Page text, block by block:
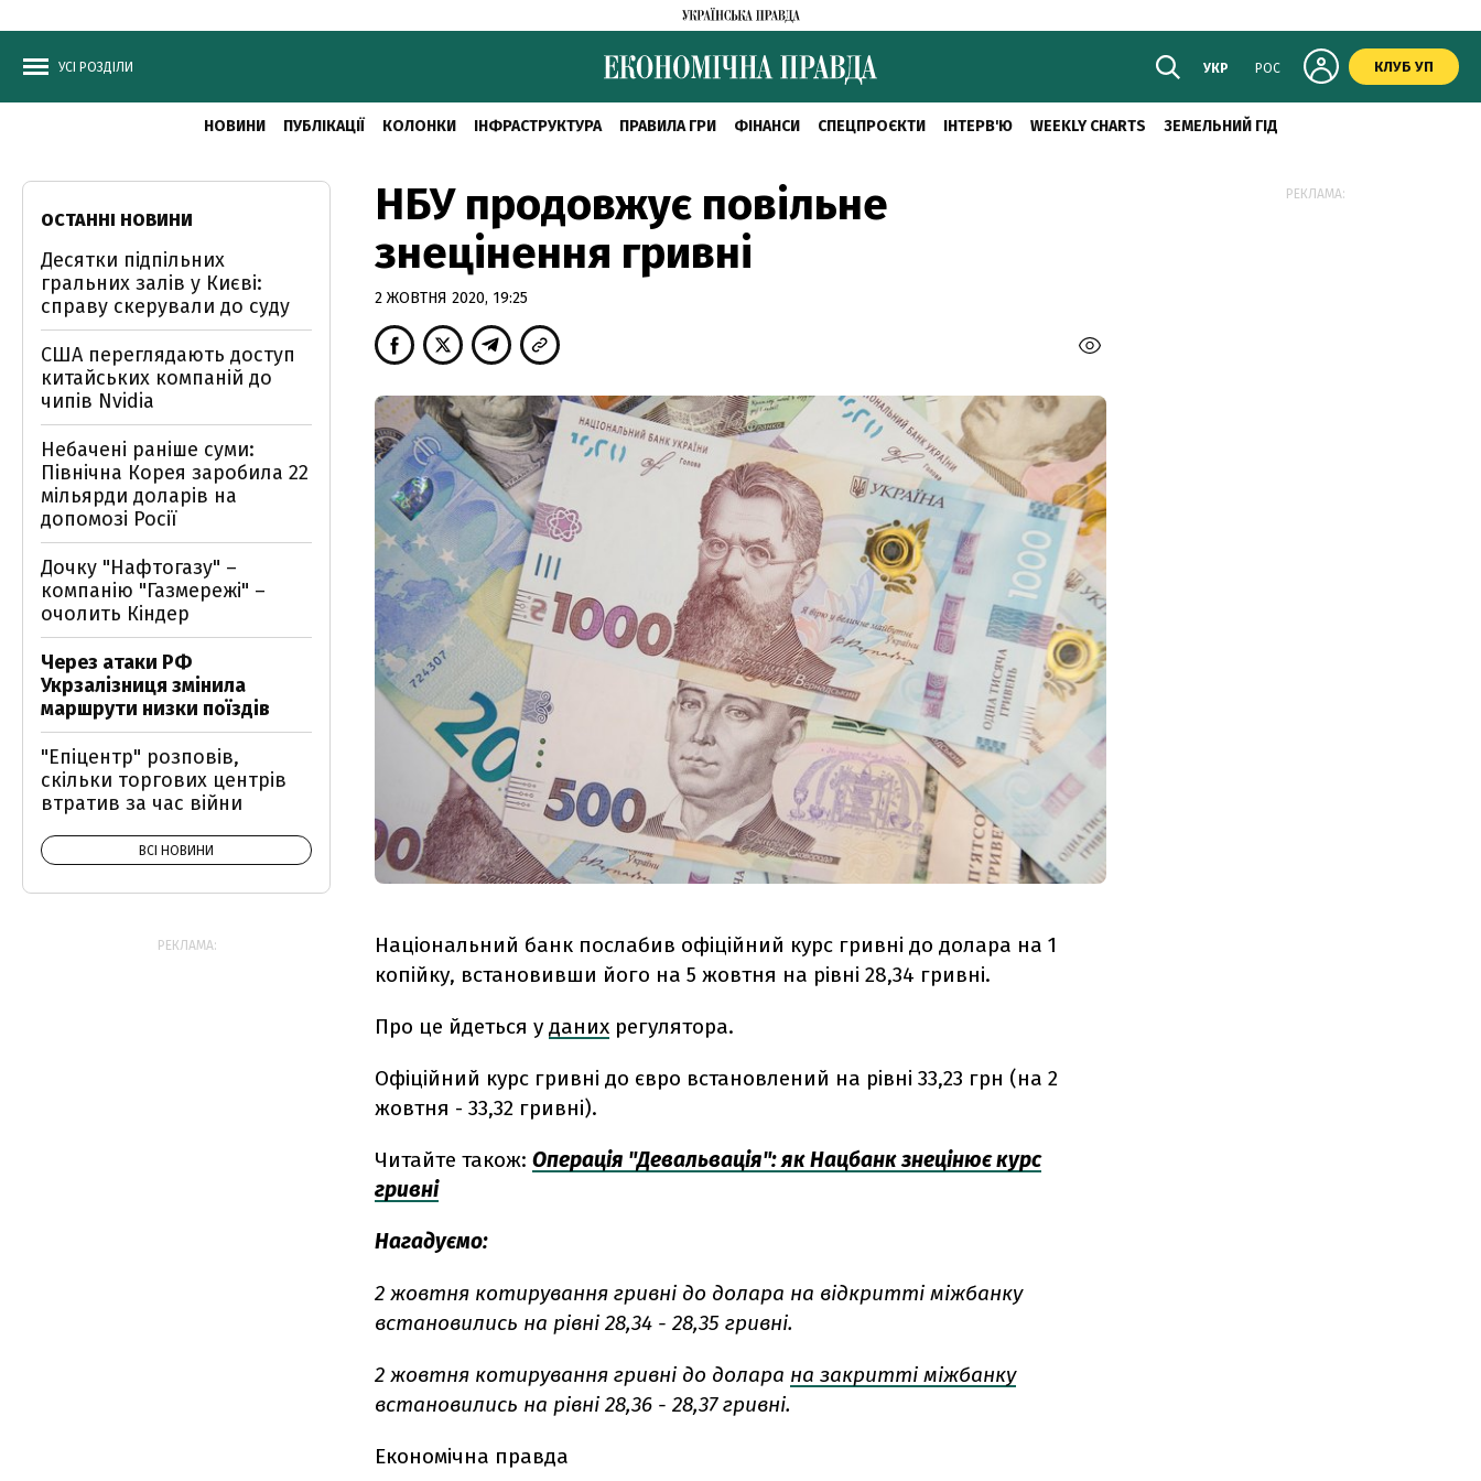
УСІ РОЗДІЛИ УКР РОС КЛУБ УП
НОВИНИ ПУБЛІКАЦІЇ КОЛОНКИ ІНФРАСТРУКТУРА ПРАВИЛА ГРИ ФІНАНСИ СПЕЦПРОЄКТИ ІНТЕРВ'Ю WEEKLY CHARTS ЗЕМЕЛЬНИЙ ГІД
НБУ продовжує повільне
знецінення гривні
2 ЖОВТНЯ 2020, 19:25
Національний банк послабив офіційний курс гривні до долара на 1
копійку, встановивши його на 5 жовтня на рівні 28,34 гривні.
Про це йдеться у даних регулятора.
Офіційний курс гривні до євро встановлений на рівні 33,23 грн (на 2
жовтня - 33,32 гривні).
Читайте також: Операція "Девальвація": як Нацбанк знецінює курс
гривні
Нагадуємо:
2 жовтня котирування гривні до долара на відкритті міжбанку
встановились на рівні 28,34 - 28,35 гривні.
2 жовтня котирування гривні до долара на закритті міжбанку
встановились на рівні 28,36 - 28,37 гривні.
Економічна правда
ОСТАННІ НОВИНИ
Десятки підпільних
гральних залів у Києві:
справу скерували до суду
США переглядають доступ
китайських компаній до
чипів Nvidia
Небачені раніше суми:
Північна Корея заробила 22
мільярди доларів на
допомозі Росії
Дочку "Нафтогазу" –
компанію "Газмережі" –
очолить Кіндер
Через атаки РФ
Укрзалізниця змінила
маршрути низки поїздів
"Епіцентр" розповів,
скільки торгових центрів
втратив за час війни
ВСІ НОВИНИ
РЕКЛАМА:
РЕКЛАМА: